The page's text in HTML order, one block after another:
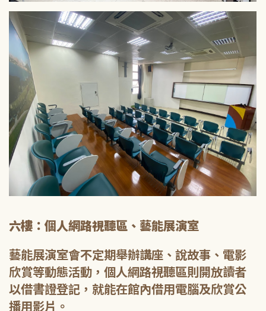
六樓：個人網路視聽區、藝能展演室
藝能展演室會不定期舉辦講座、說故事、電影
欣賞等動態活動，個人網路視聽區則開放讀者
以借書證登記，就能在館內借用電腦及欣賞公
播用影片。